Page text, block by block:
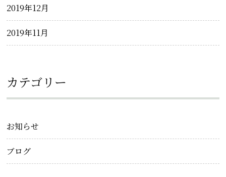
2019年12月
2019年11月
カテゴリー
お知らせ
ブログ